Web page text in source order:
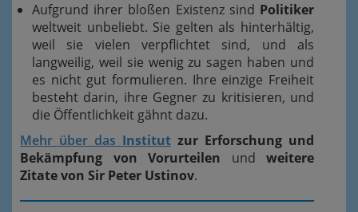
Aufgrund ihrer bloßen Existenz sind Politiker
weltweit unbeliebt. Sie gelten als hinterhältig,
weil sie vielen verpflichtet sind, und als
langweilig, weil sie wenig zu sagen haben und
es nicht gut formulieren. Ihre einzige Freiheit
besteht darin, ihre Gegner zu kritisieren, und
die Öffentlichkeit gähnt dazu.
Mehr über das Institut zur Erforschung und
Bekämpfung von Vorurteilen und weitere
Zitate von Sir Peter Ustinov.